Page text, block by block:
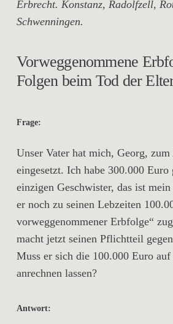
Erbrecht. Konstanz, Radolfzell,
Schwenningen.
Vorweggenommene
Folgen beim Tod der
Frage:
Unser Vater hat mich, Georg,
eingesetzt. Ich habe 300.000
einzigen Geschwister, das ist
er noch zu seinen Lebzeiten
vorweggenommener Erbfolge“
macht jetzt seinen Pflichtteil
Muss er sich die 100.000 Euro
anrechnen lassen?
Antwort: